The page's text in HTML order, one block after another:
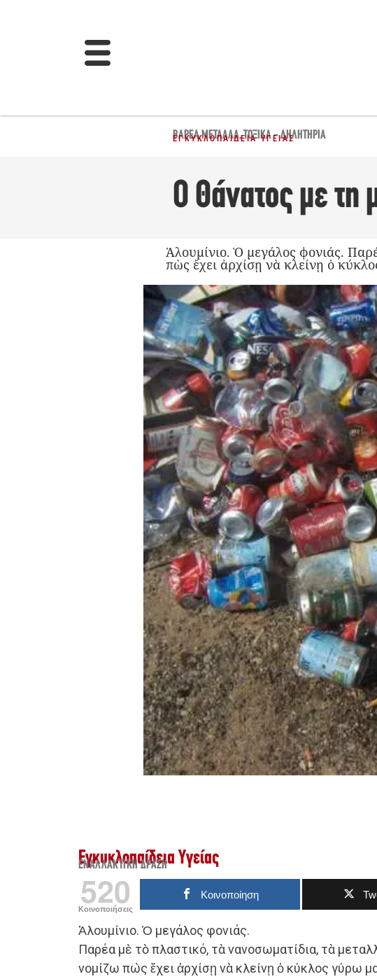
ΒΑΡΈΑ ΜΈΤΑΛΛΑ,ΤΟΞΙΚΆ - ΔΗΛΗΤΉΡΙΑ
ΕΓΚΥΚΛΟΠΑΊΔΕΙΑ ΥΓΕΊΑΣ
Ο Θάνατος με τη
Ἀλουμίνιο. Ὁ μεγάλος φονιάς.
πὼς ἔχει ἀρχίσῃ νὰ κλείνῃ ὁ
Εγκυκλοπαίδεια Υγείας
ΕΝΑΛΛΑΚΤΙΚΉ ΔΡΆΣΗ
520
Κοινοποιήσεις
Κοινοποίηση
Ἀλουμίνιο. Ὁ μεγάλος φονιάς.
Παρέα μὲ τὸ πλαστικό, τὰ νανοσωματίδια, τὰ
νομίζω πὼς ἔχει ἀρχίσῃ νὰ κλείνῃ ὁ κύκλος γύρω